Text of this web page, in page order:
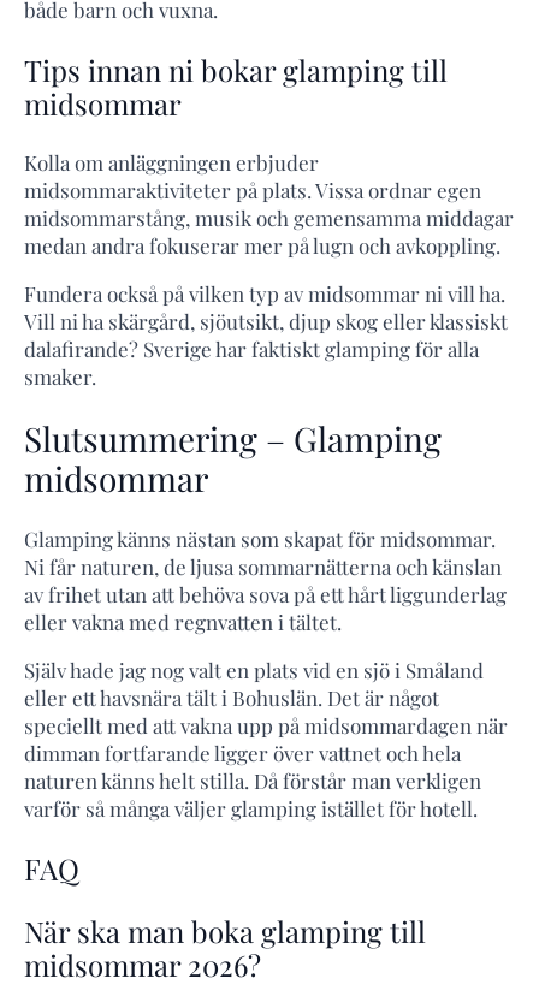
både barn och vuxna.
Tips innan ni bokar glamping till
midsommar
Kolla om anläggningen erbjuder
midsommaraktiviteter på plats. Vissa ordnar egen
midsommarstång, musik och gemensamma middagar
medan andra fokuserar mer på lugn och avkoppling.
Fundera också på vilken typ av midsommar ni vill ha.
Vill ni ha skärgård, sjöutsikt, djup skog eller klassiskt
dalafirande? Sverige har faktiskt glamping för alla
smaker.
Slutsummering – Glamping
midsommar
Glamping känns nästan som skapat för midsommar.
Ni får naturen, de ljusa sommarnätterna och känslan
av frihet utan att behöva sova på ett hårt liggunderlag
eller vakna med regnvatten i tältet.
Själv hade jag nog valt en plats vid en sjö i Småland
eller ett havsnära tält i Bohuslän. Det är något
speciellt med att vakna upp på midsommardagen när
dimman fortfarande ligger över vattnet och hela
naturen känns helt stilla. Då förstår man verkligen
varför så många väljer glamping istället för hotell.
FAQ
När ska man boka glamping till
midsommar 2026?